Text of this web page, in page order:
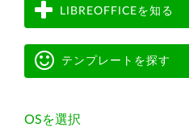
LIBREOFFICEを知る
テンプレートを探す
OSを選択